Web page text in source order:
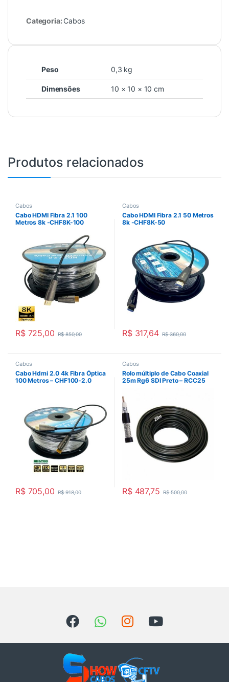
Categoria:Cabos
Peso 0,3 kg
Dimensões 10 × 10 × 10 cm
Produtos relacionados
Cabos
Cabo HDMI Fibra 2.1 100
Metros 8k -CHF8K-100
R$725,00 R$850,00
Cabos
Cabo HDMI Fibra 2.1 50 Metros
8k -CHF8K-50
R$317,64 R$360,00
Cabos
Cabo Hdmi 2.0 4k Fibra Óptica
100 Metros – CHF100-2.0
R$705,00 R$918,00
Cabos
Rolo múltiplo de Cabo Coaxial
25m Rg6 SDI Preto – RCC25
R$487,75 R$500,00